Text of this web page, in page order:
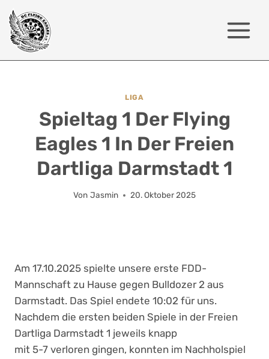
Zum
Inhalt
springen
LIGA
Spieltag 1 Der Flying
Eagles 1 In Der Freien
Dartliga Darmstadt 1
Von Jasmin 20. Oktober 2025
Am 17.10.2025 spielte unsere erste FDD-
Mannschaft zu Hause gegen Bulldozer 2 aus
Darmstadt. Das Spiel endete 10:02 für uns.
Nachdem die ersten beiden Spiele in der Freien
Dartliga Darmstadt 1 jeweils knapp
mit 5-7 verloren gingen, konnten im Nachholspiel